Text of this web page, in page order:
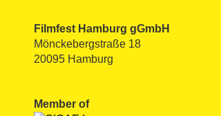
Filmfest Hamburg gGmbH
Mönckebergstraße 18
20095 Hamburg
Member of